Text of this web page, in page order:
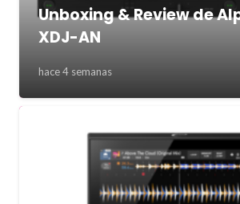
Unboxing & Review de
XDJ-AN
hace 4 semanas